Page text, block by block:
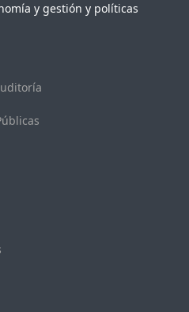
y gestión y políticas